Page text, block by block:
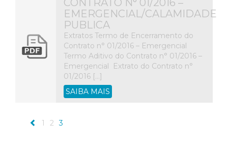
CONTRATO N° 01/2016 –
EMERGENCIAL/CALAMIDADE
PUBLICA
Extratos Termo de Encerramento do
Contrato n° 01/2016 – Emergencial
Termo Aditivo do Contrato n° 01/2016 –
Emergencial Extrato do Contrato n°
01/2016 […]
SAIBA MAIS
1 2 3